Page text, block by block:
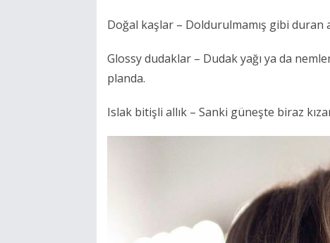
Doğal kaşlar – Doldurulmamış gibi duran
Glossy dudaklar – Dudak yağı ya da
planda.
Islak bitişli allık – Sanki güneşte biraz